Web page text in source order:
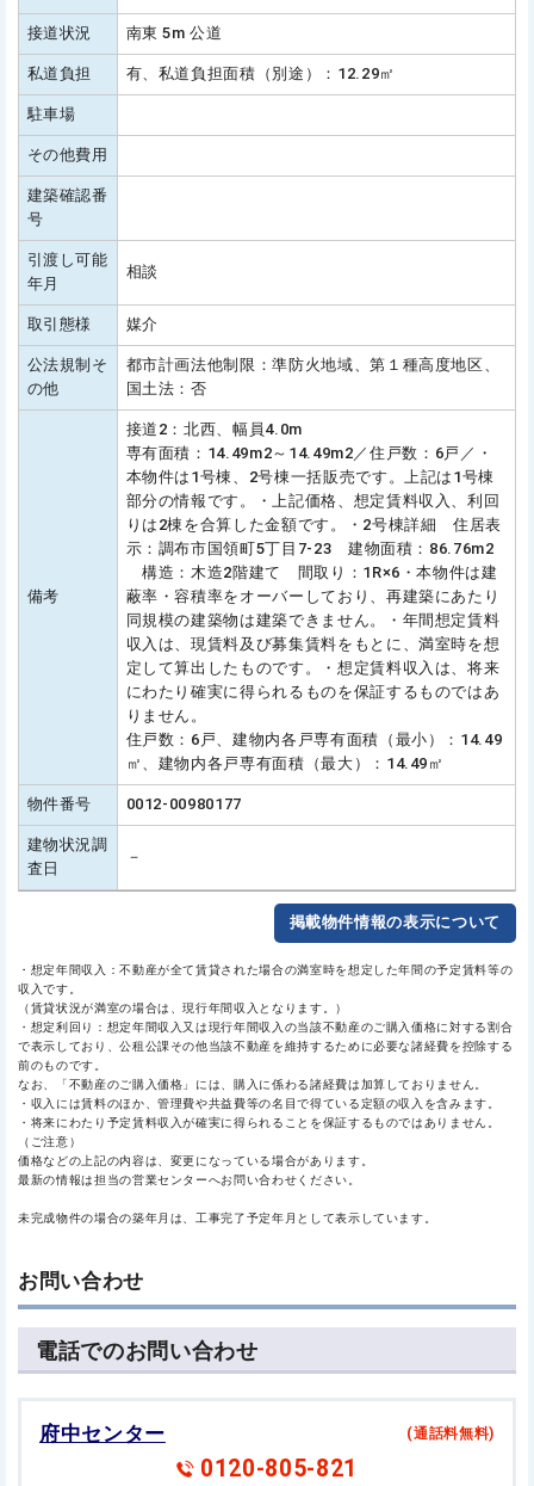
接道状況 南東 5m 公道
私道負担 有、私道負担面積（別途）：12.29㎡
駐車場
その他費用
建築確認番
号
引渡し可能
年月
相談
取引態様 媒介
公法規制そ
の他
都市計画法他制限：準防火地域、第１種高度地区、
国土法：否
備考
接道2：北西、幅員4.0m
専有面積：14.49m2～14.49m2／住戸数：6戸／・
本物件は1号棟、2号棟一括販売です。上記は1号棟
部分の情報です。・上記価格、想定賃料収入、利回
りは2棟を合算した金額です。・2号棟詳細 住居表
示：調布市国領町5丁目7-23 建物面積：86.76m2
構造：木造2階建て 間取り：1R×6・本物件は建
蔽率・容積率をオーバーしており、再建築にあたり
同規模の建築物は建築できません。・年間想定賃料
収入は、現賃料及び募集賃料をもとに、満室時を想
定して算出したものです。・想定賃料収入は、将来
にわたり確実に得られるものを保証するものではあ
りません。
住戸数：6戸、建物内各戸専有面積（最小）：14.49
㎡、建物内各戸専有面積（最大）：14.49㎡
物件番号 0012-00980177
建物状況調
査日
－
掲載物件情報の表示について
・想定年間収入：不動産が全て賃貸された場合の満室時を想定した年間の予定賃料等の
収入です。
（賃貸状況が満室の場合は、現行年間収入となります。）
・想定利回り：想定年間収入又は現行年間収入の当該不動産のご購入価格に対する割合
で表示しており、公租公課その他当該不動産を維持するために必要な諸経費を控除する
前のものです。
なお、「不動産のご購入価格」には、購入に係わる諸経費は加算しておりません。
・収入には賃料のほか、管理費や共益費等の名目で得ている定額の収入を含みます。
・将来にわたり予定賃料収入が確実に得られることを保証するものではありません。
（ご注意）
価格などの上記の内容は、変更になっている場合があります。
最新の情報は担当の営業センターへお問い合わせください。
未完成物件の場合の築年月は、工事完了予定年月として表示しています。
お問い合わせ
電話でのお問い合わせ
府中センター
0120-805-821
(通話料無料)